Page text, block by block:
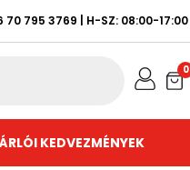
70 795 3769 | H-SZ: 08:00-17:00
0
KEDVEZMÉNYEK